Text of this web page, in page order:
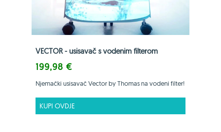
VECTOR - usisavač s vodenim filterom
199,98 €
Njemački usisavač Vector by Thomas na vodeni filter!
KUPI OVDJE